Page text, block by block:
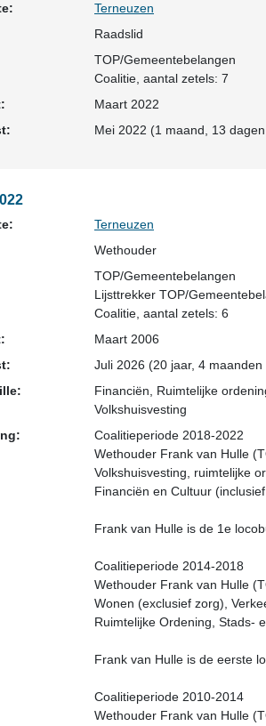
Terneuzen
Raadslid
TOP/Gemeentebelangen
Coalitie , aantal zetels: 7
Maart 2022
Mei 2022 (1 maand, 13
Terneuzen
Wethouder
TOP/Gemeentebelangen
Lijsttrekker TOP/
Coalitie , aantal zetels: 6
Maart 2006
Juli 2026 (20 jaar, 4
Financiën, Ruimtelijke
Volkshuisvesting
Coalitieperiode 2018-2022
Wethouder Frank van Hulle
Volkshuisvesting, ruimtelijke
Financiën en Cultuur
Frank van Hulle is de 1e
Coalitieperiode 2014-2018
Wethouder Frank van Hulle
Wonen (exclusief zorg),
Ruimtelijke Ordening, Stads-
Frank van Hulle is de eerste
Coalitieperiode 2010-2014
Wethouder Frank van Hulle